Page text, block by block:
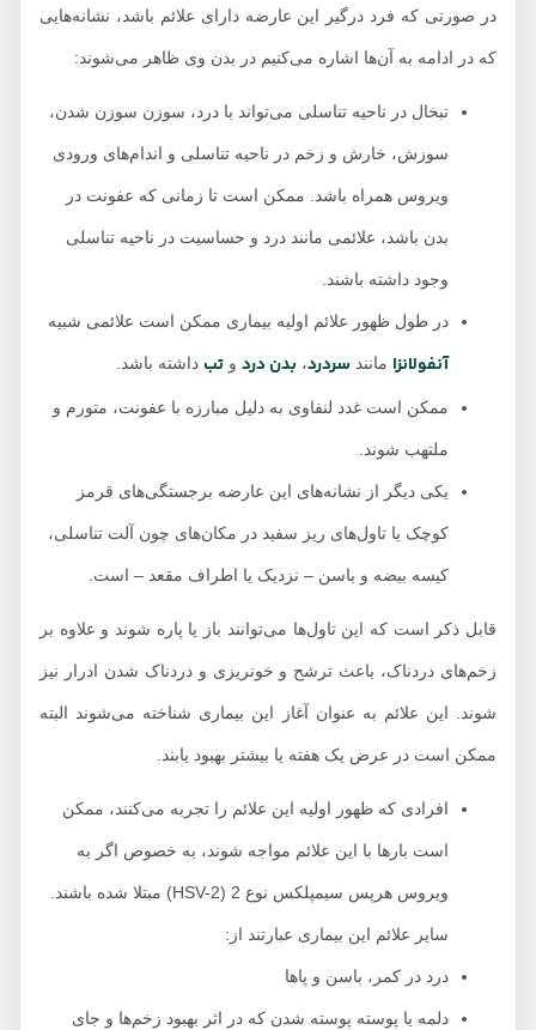
در صورتی که فرد درگیر این عارضه دارای علائم باشد، نشانه‌هایی
که در ادامه به آن‌ها اشاره می‌کنیم در بدن وی ظاهر می‌شوند:
تبخال در ناحیه تناسلی می‌تواند با درد، سوزن سوزن شدن،
سوزش، خارش و زخم در ناحیه تناسلی و اندام‌های ورودی
ویروس همراه باشد. ممکن است تا زمانی که عفونت در
بدن باشد، علائمی مانند درد و حساسیت در ناحیه تناسلی
وجود داشته باشند.
در طول ظهور علائم اولیه بیماری ممکن است علائمی شبیه
آنفولانزامانند سردرد،بدن دردوتب داشته باشد.
ممکن است غدد لنفاوی به دلیل مبارزه با عفونت، متورم و
ملتهب شوند.
یکی دیگر از نشانه‌های این عارضه برجستگی‌های قرمز
کوچک یا تاول‌های ریز سفید در مکان‌های چون آلت تناسلی،
کیسه بیضه و باسن – نزدیک یا اطراف مقعد – است.
قابل ذکر است که این تاول‌ها می‌توانند باز یا پاره شوند و علاوه بر
زخم‌های دردناک، باعث ترشح و خونریزی و دردناک شدن ادرار نیز
شوند. این علائم به عنوان آغاز این بیماری شناخته می‌شوند البته
ممکن است در عرض یک هفته یا بیشتر بهبود یابند.
افرادی که ظهور اولیه این علائم را تجربه می‌کنند، ممکن
است بارها با این علائم مواجه شوند، به خصوص اگر به
ویروس هرپس سیمپلکس نوع 2 (HSV-2) مبتلا شده باشند.
سایر علائم این بیماری عبارتند از:
درد در کمر، باسن و پاها
دلمه یا پوسته پوسته شدن که در اثر بهبود زخم‌ها و جای